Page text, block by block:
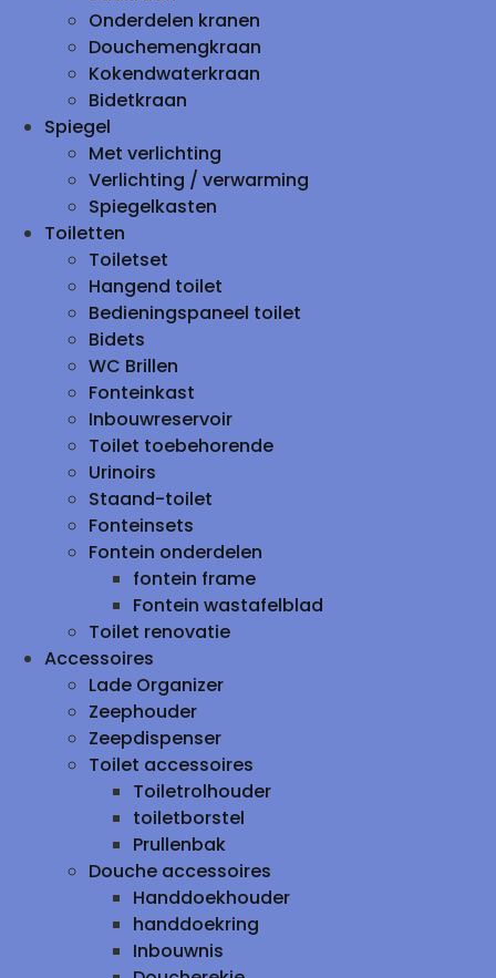
Onderdelen kranen
Douchemengkraan
Kokendwaterkraan
Bidetkraan
Spiegel
Met verlichting
Verlichting / verwarming
Spiegelkasten
Toiletten
Toiletset
Hangend toilet
Bedieningspaneel toilet
Bidets
WC Brillen
Fonteinkast
Inbouwreservoir
Toilet toebehorende
Urinoirs
Staand-toilet
Fonteinsets
Fontein onderdelen
fontein frame
Fontein wastafelblad
Toilet renovatie
Accessoires
Lade Organizer
Zeephouder
Zeepdispenser
Toilet accessoires
Toiletrolhouder
toiletborstel
Prullenbak
Douche accessoires
Handdoekhouder
handdoekring
Inbouwnis